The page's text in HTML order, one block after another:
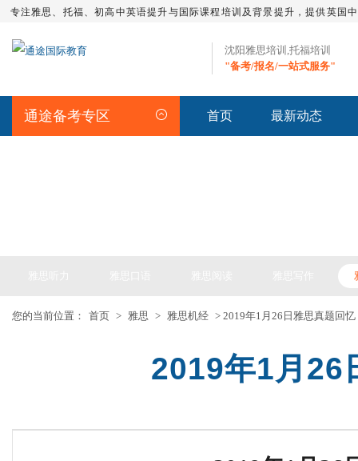
专注雅思、托福、初高中英语提升与国际课程培训及背景提升，提供英国
沈阳雅思培训,托福培训
"备考/报名/一站式服务"
通途备考专区 首页 最新动态
您的当前位置： 首页 > 雅思 > 雅思机经 > 2019年1月26日雅思真题回忆
2019年1月26
沈阳SAT精品